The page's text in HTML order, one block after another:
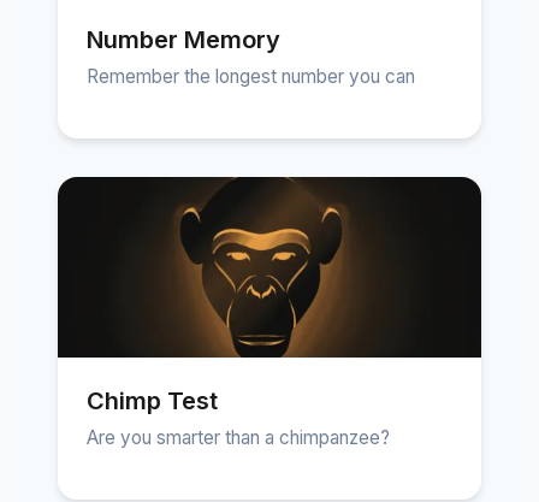
Number Memory
Remember the longest number you can
Chimp Test
Are you smarter than a chimpanzee?